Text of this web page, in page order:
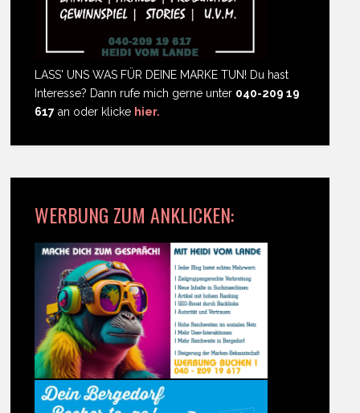
LASS' UNS WAS FÜR DEINE MARKE TUN! Du hast
Interesse? Dann rufe mich gerne unter 040-209 19
617 an oder klicke hier.
WERBUNG ZUM ANKLICKEN: